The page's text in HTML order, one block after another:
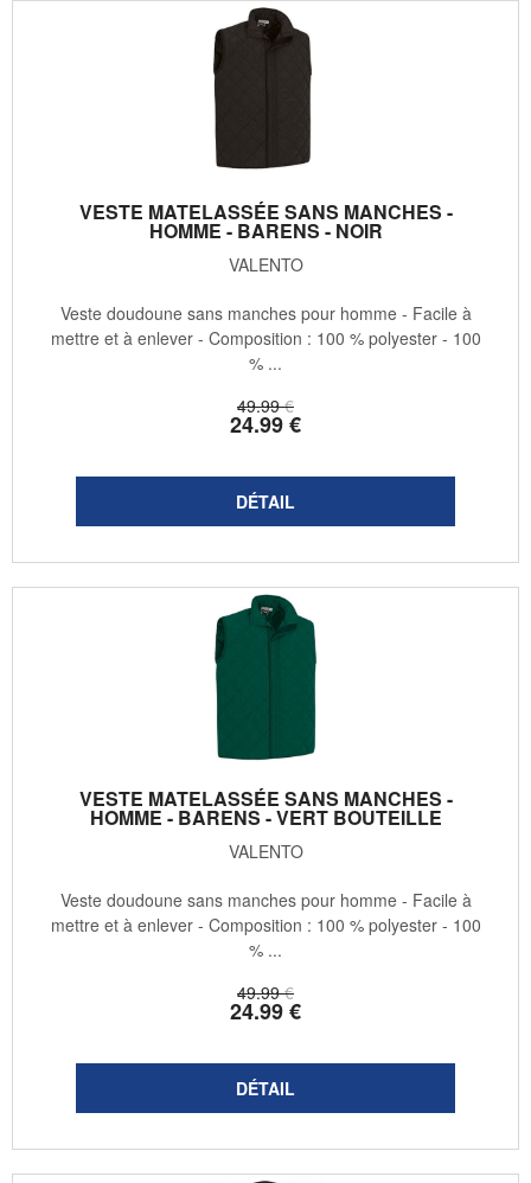
VESTE MATELASSÉE SANS MANCHES -
HOMME - BARENS - NOIR
VALENTO
49.99 €
24.99€
Veste doudoune sans manches pour homme - Facile à
mettre et à enlever - Composition : 100 % polyester - 100
% ...
VESTE MATELASSÉE SANS MANCHES -
HOMME - BARENS - VERT BOUTEILLE
VALENTO
49.99 €
24.99€
Veste doudoune sans manches pour homme - Facile à
mettre et à enlever - Composition : 100 % polyester - 100
% ...